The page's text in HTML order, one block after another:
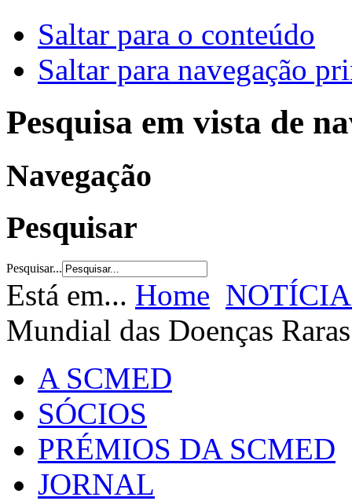
Saltar para o conteúdo
Saltar para navegação
Pesquisa em vista de
Navegação
Pesquisar
Pesquisar...
Está em... Home
Mundial das Doenças Raras
A SCMED
SÓCIOS
PRÉMIOS DA SCMED
JORNAL